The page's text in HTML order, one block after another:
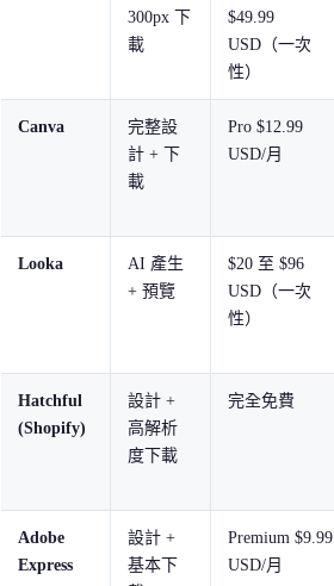
300px 下
載
$49.99
USD（一次
性）
Canva
完整設
計 + 下
載
Pro $12.99
USD/月
Looka
AI 產生
+ 預覽
$20 至 $96
USD（一次
性）
Hatchful
(Shopify)
設計 +
高解析
度下載
完全免費
Adobe
Express
設計 +
基本下
Premium $9.99
USD/月